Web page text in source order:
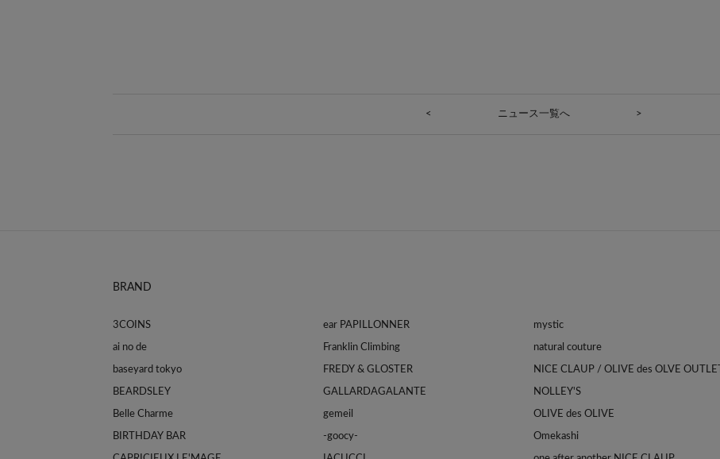
< ニュース一覧へ >
BRAND
3COINS
ai no de
baseyard tokyo
BEARDSLEY
Belle Charme
BIRTHDAY BAR
ear PAPILLONNER
Franklin Climbing
FREDY & GLOSTER
GALLARDAGALANTE
gemeil
-goocy-
mystic
natural couture
NICE CLAUP / OLIVE des OLVE OUTLET
NOLLEY'S
OLIVE des OLIVE
Omekashi